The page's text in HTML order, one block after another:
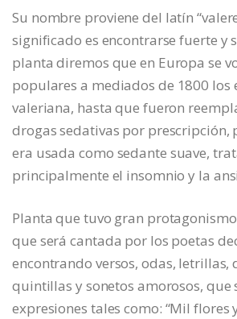
Su nombre proviene del latín
significado es encontrarse fuerte y
planta diremos que en Europa se
populares a mediados de 1800 los
valeriana, hasta que fueron
drogas sedativas por prescripción,
era usada como sedante suave,
principalmente el insomnio y la
Planta que tuvo gran
que será cantada por los poetas
encontrando versos, odas, letrillas,
quintillas y sonetos amorosos, que
expresiones tales como: “Mil flores